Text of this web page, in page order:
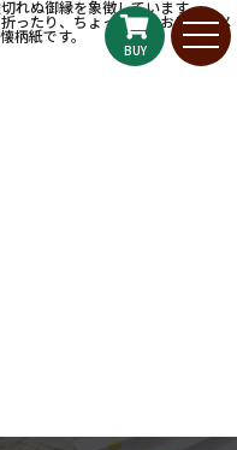
BUY
れぬ御縁を象徴しています。
ったり、ちょっとしたお手紙やメ
柄紙です。